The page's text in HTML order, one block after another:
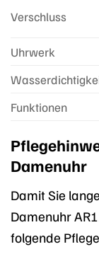
Verschluss
Uhrwerk
Funktionen
Damenuhr
Damit Sie
Damenuhr
folgende